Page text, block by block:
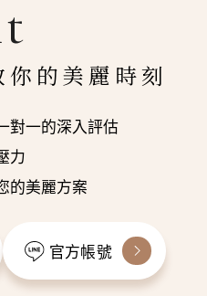
的美麗時刻
對一的深入評估
力
的美麗方案
官方帳號